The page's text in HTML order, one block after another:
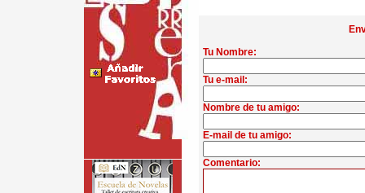
Tu Nombre:
Tu e-mail:
Nombre de tu amigo:
E-mail de tu amigo:
Comentario: